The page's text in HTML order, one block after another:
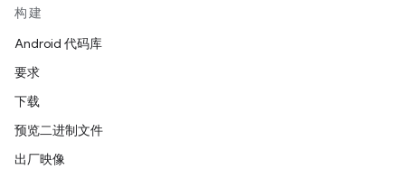
构建
Android 代码库
要求
下载
预览二进制文件
出厂映像